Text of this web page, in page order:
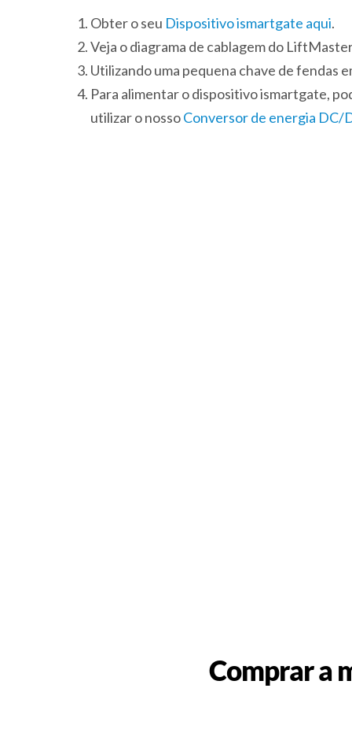
Obter o seu Dispositivo ismartgate aqui.
Veja o diagrama de cablagem do
Utilizando uma pequena chave de fendas
Para alimentar o dispositivo ismartgate,
utilizar o nossoConversor de energia DC/
Comprar a